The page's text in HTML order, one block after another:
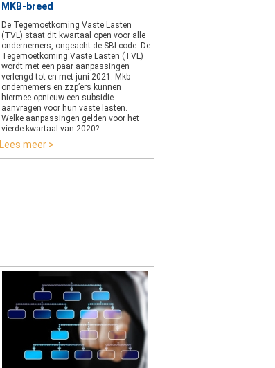
MKB-breed
De Tegemoetkoming Vaste Lasten
(TVL) staat dit kwartaal open voor alle
ondernemers, ongeacht de SBI-code. De
Tegemoetkoming Vaste Lasten (TVL)
wordt met een paar aanpassingen
verlengd tot en met juni 2021. Mkb-
ondernemers en zzp’ers kunnen
hiermee opnieuw een subsidie
aanvragen voor hun vaste lasten.
Welke aanpassingen gelden voor het
vierde kwartaal van 2020?
Lees meer >